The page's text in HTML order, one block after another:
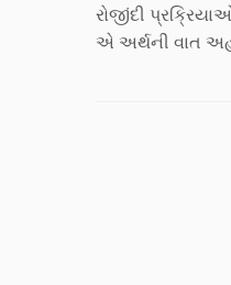
રોજીંદી
એ અર્થની વાત